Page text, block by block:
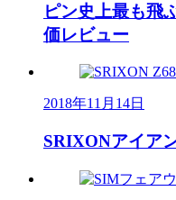
ピン史上最も飛
価レビュー
2018年11月14日
SRIXONアイア